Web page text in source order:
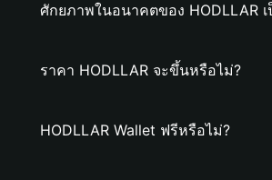
ศักยภาพในอนาคตของ HODLLAR เ
ราคา HODLLAR จะขึ้นหรือไม่?
HODLLAR Wallet ฟรีหรือไม่?